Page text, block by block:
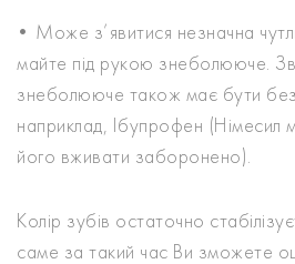
• Може з’явитися незначна
майте під рукою знеболююче.
знеболююче також має бути без
наприклад, Ібупрофен (Німесил
його вживати заборонено).
Колір зубів остаточно
саме за такий час Ви зможете